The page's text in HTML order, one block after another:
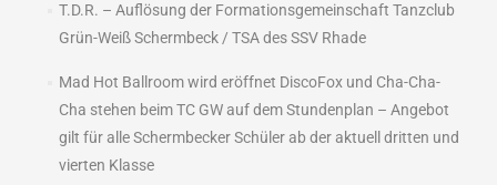
T.D.R. – Auflösung der Formationsgemeinschaft Tanzclub
Grün-Weiß Schermbeck / TSA des SSV Rhade
Mad Hot Ballroom wird eröffnet DiscoFox und Cha-Cha-
Cha stehen beim TC GW auf dem Stundenplan – Angebot
gilt für alle Schermbecker Schüler ab der aktuell dritten und
vierten Klasse